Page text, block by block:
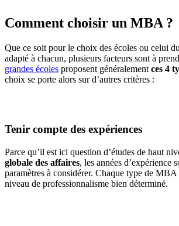
Comment choisir un MBA ?
Que ce soit pour le choix des écoles ou celui
adapté à chacun, plusieurs facteurs sont à
grandes écoles proposent généralement ces 4
choix se porte alors sur d’autres critères :
Tenir compte des expériences
Parce qu’il est ici question d’études de haut
globale des affaires, les années d’expérience
paramètres à considérer. Chaque type de MBA
niveau de professionnalisme bien déterminé.